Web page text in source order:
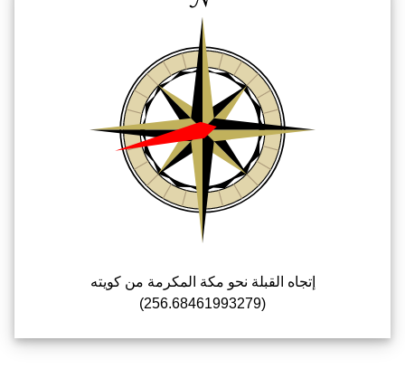
إتجاه القبلة نحو مكة المكرمة من كويته
(256.68461993279)